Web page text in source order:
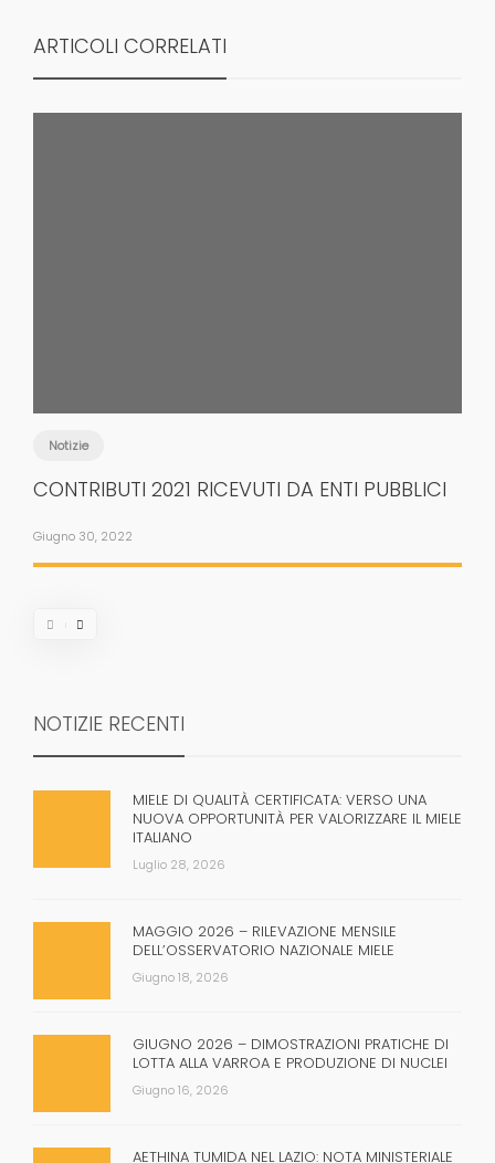
ARTICOLI CORRELATI
Notizie
CONTRIBUTI 2021 RICEVUTI DA ENTI PUBBLICI
Giugno 30, 2022
NOTIZIE RECENTI
MIELE DI QUALITÀ CERTIFICATA: VERSO UNA
NUOVA OPPORTUNITÀ PER VALORIZZARE IL MIELE
ITALIANO
Luglio 28, 2026
MAGGIO 2026 – RILEVAZIONE MENSILE
DELL’OSSERVATORIO NAZIONALE MIELE
Giugno 18, 2026
GIUGNO 2026 – DIMOSTRAZIONI PRATICHE DI
LOTTA ALLA VARROA E PRODUZIONE DI NUCLEI
Giugno 16, 2026
AETHINA TUMIDA NEL LAZIO: NOTA MINISTERIALE